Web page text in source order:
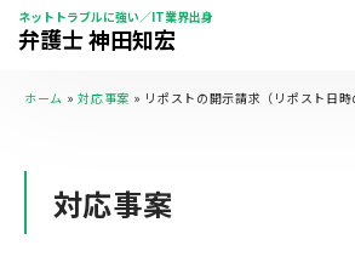
ネットトラブルに強い／IT業界出身
弁護士 神田知宏
ホーム »対応事案 » リポストの開示請求（リポスト日時
対応事案